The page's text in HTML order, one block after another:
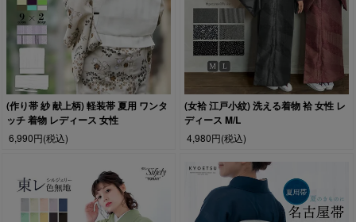
(作り帯 紗 献上柄) 軽装帯 夏用 ワンタ
ッチ 着物 レディース 女性
6,990円(税込)
(女袷 江戸小紋) 洗える着物 袷 女性 レ
ディース M/L
4,980円(税込)